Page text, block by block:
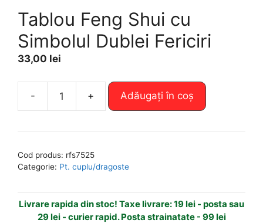
Tablou Feng Shui cu
Simbolul Dublei Fericiri
33,00 lei
-
Cantitate
Feng
Dublei
Fericiri
+ Adăugați în coș
e
n
t
i
Cod produs: rfs7525
Categorie: Pt. cuplu/dragoste
Livrare rapida din stoc! Taxe livrare: 19 lei - posta sau
29 lei - curier rapid. Posta strainatate - 99 lei